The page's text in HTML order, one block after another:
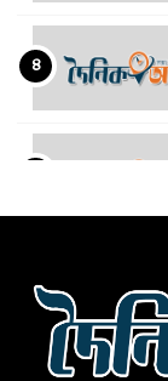
৪
৬